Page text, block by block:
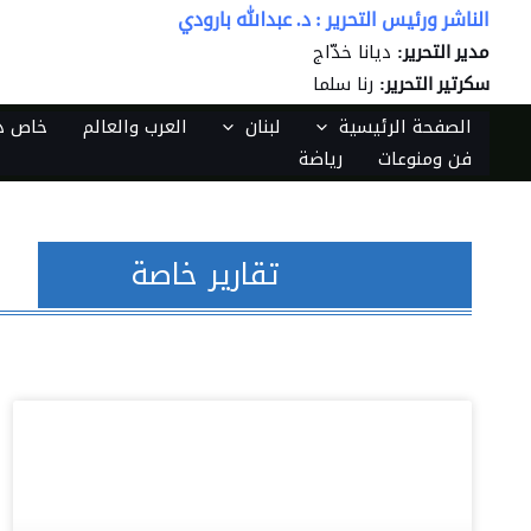
تخطي
المحتوى
الناشر ورئيس التحرير : د. عبدالله بارودي
مدير التحرير: ديانا خدّاج
سكرتير التحرير: رنا سلما
الصفحة الرئيسية لبنان العرب والعالم خاص
فن ومنوعات
رياضة
تقارير خاصة